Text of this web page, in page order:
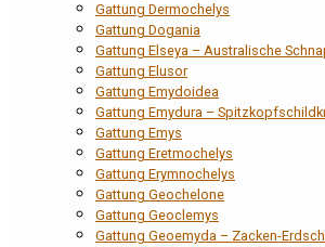
Gattung Dermochelys
Gattung Dogania
Gattung Elseya – Australische
Gattung Elusor
Gattung Emydoidea
Gattung Emydura –
Gattung Emys
Gattung Eretmochelys
Gattung Erymnochelys
Gattung Geochelone
Gattung Geoclemys
Gattung Geoemyda – Zacken-